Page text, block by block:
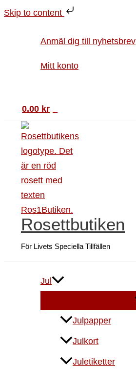
Skip to content
Hoppa
Anmäl dig till nyhetsbrev
Mitt konto
0.00 kr
Rosettbutiken
För Livets Speciella Tillfällen
Jul
Julpapper
Julkort
Juletiketter
Vykort